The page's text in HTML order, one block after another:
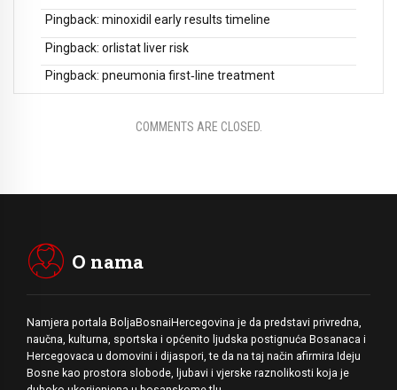
Pingback: minoxidil early results timeline
Pingback: orlistat liver risk
Pingback: pneumonia first‑line treatment
COMMENTS ARE CLOSED.
O nama
Namjera portala BoljaBosnaiHercegovina je da predstavi privredna,
naučna, kulturna, sportska i općenito ljudska postignuća Bosanaca i
Hercegovaca u domovini i dijaspori, te da na taj način afirmira Ideju
Bosne kao prostora slobode, ljubavi i vjerske raznolikosti koja je